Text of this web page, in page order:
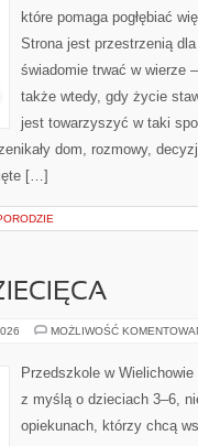
które pomaga pogłębiać
Strona jest przestrzenią
świadomie trwać w wierze
także wtedy, gdy życie
jest towarzyszyć w taki
dom, rozmowy,
[…]
MOŻLIWOŚĆ
Przedszkole w
z myślą o dzieciach 3–6,
opiekunach, którzy chcą